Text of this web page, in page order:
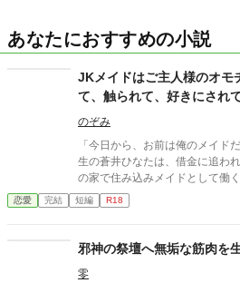
あなたにおすすめの小説
JKメイドはご主人様のオモ
て、触られて、好きにさ
のぞみ
「今日から、お前は俺のメイドだ。
生の蒼井ひなたは、借金に追わ
の家で住み込みメイドとして働
話に出てきそうな大きな洋館。
じ高校に通うちょっと有名な男
しかも、彼の命令はちょっと普通じゃない。
だろ？ ご主人様の癒しも、メイド
られるたび、耳元で囁かれるた
恋愛 完結 短編 R18
邪神の祭壇へ無垢な筋肉を
零